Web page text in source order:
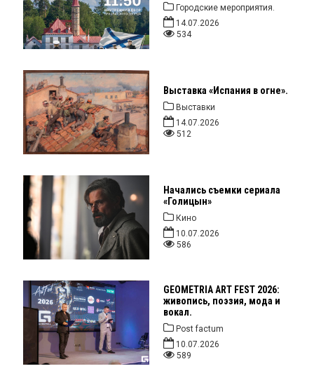
Городские мероприятия.
14.07.2026
534
Выставка «Испания в огне».
Выставки
14.07.2026
512
Начались съемки сериала
«Голицын»
Кино
10.07.2026
586
GEOMETRIA ART FEST 2026:
живопись, поэзия, мода и
вокал.
Post factum
10.07.2026
589